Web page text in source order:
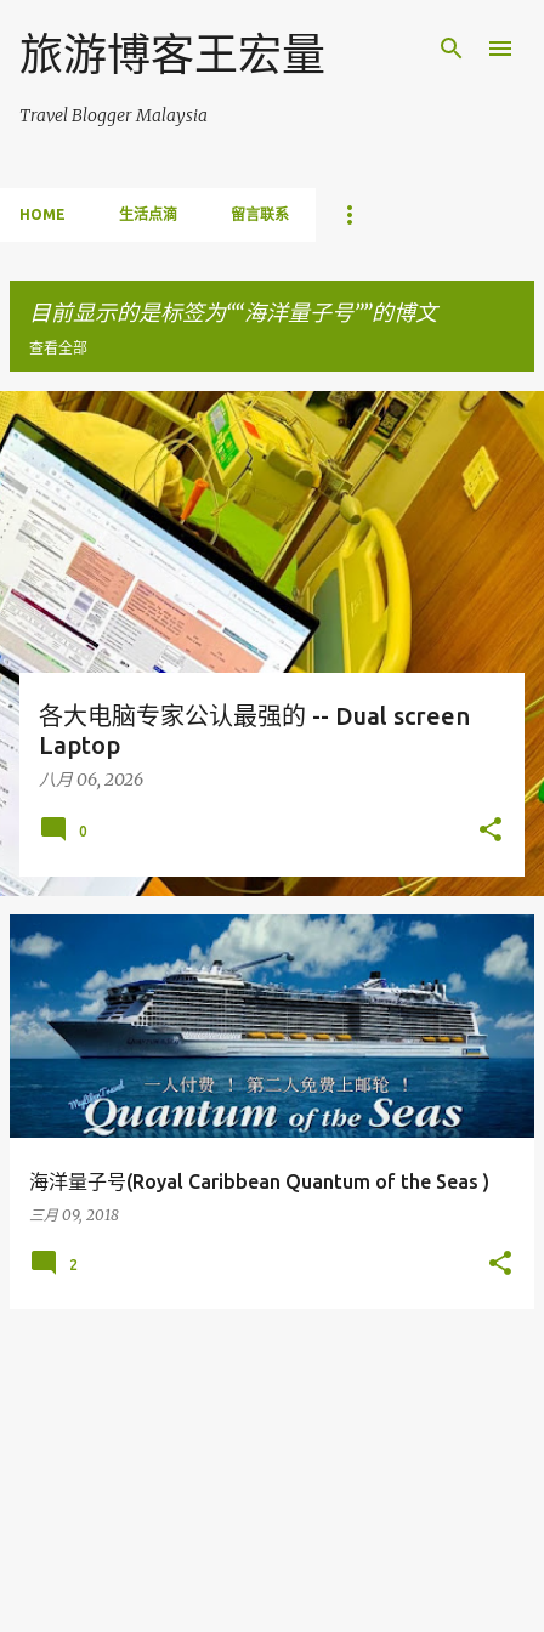
跳至主要内容
旅游博客王宏量
Travel Blogger Malaysia
HOME 生活点滴 留言联系
目前显示的是标签为“ 海洋量子号 ”的博文
查看全部
博
文
各大电脑专家公认最强的 -- Dual screen
Laptop
八月 06, 2026
0
海洋量子号(Royal Caribbean Quantum of the Seas )
三月 09, 2018
2